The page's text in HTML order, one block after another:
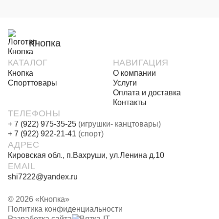
Кнопка
КАТАЛОГ
Кнопка
Спорттовары
НАВИГАЦИЯ
О компании
Услуги
Оплата и доставка
Контакты
ТЕЛЕФОНЫ
+ 7 (922) 975-35-25 (игрушки- канцтовары)
+ 7 (922) 922-21-41 (спорт)
АДРЕС
Кировская обл., п.Вахруши, ул.Ленина д.10
EMAIL
shi7222@yandex.ru
© 2026 «Кнопка»
Политика конфиденциальности